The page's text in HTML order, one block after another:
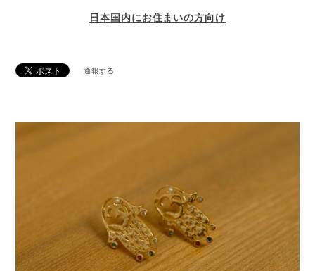
日本国内にお住まいの方向け
通報する